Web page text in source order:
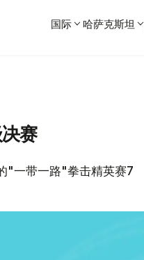
国际 哈萨克斯坦
赛
"一带一路"拳击精英赛7